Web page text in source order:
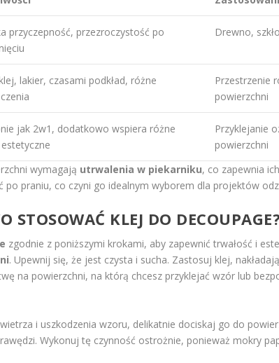
przyczepność, przezroczystość po
Drewno,
lakier, czasami podkład, różne
Przestrzenie
powierzchni
jak 2w1, dodatkowo wspiera różne
Przyklejanie
powierzchni
wymagają utrwalenia w piekarniku, co zapewnia
po praniu, co czyni go idealnym wyborem dla projektów
STOSOWAĆ KLEJ DO
zgodnie z poniższymi krokami, aby zapewnić trwałość i
. Upewnij się, że jest czysta i sucha. Zastosuj klej,
na powierzchni, na którą chcesz przyklejać wzór lub
i uszkodzenia wzoru, delikatnie dociskaj go do
Wykonuj tę czynność ostrożnie, ponieważ mokry